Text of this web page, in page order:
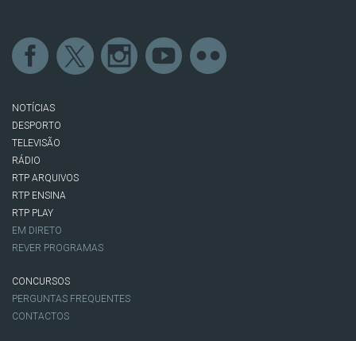
NOTÍCIAS
DESPORTO
TELEVISÃO
RÁDIO
RTP ARQUIVOS
RTP ENSINA
RTP PLAY
EM DIRETO
REVER PROGRAMAS
CONCURSOS
PERGUNTAS FREQUENTES
CONTACTOS